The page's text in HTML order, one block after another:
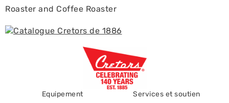
Roaster and Coffee Roaster
Equipement
Services et soutien